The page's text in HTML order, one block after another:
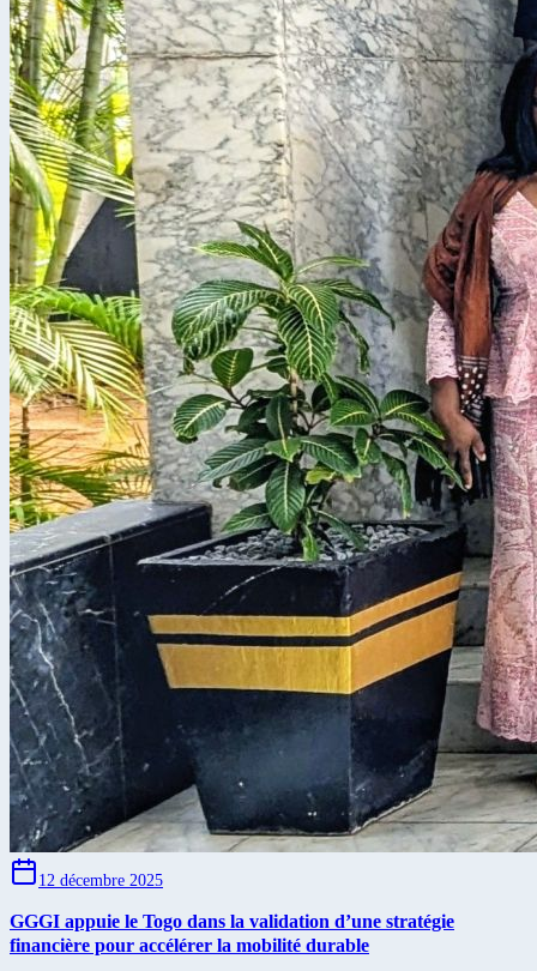
12 décembre 2025
GGGI appuie le Togo dans la validation d’une stratégie
financière pour accélérer la mobilité durable